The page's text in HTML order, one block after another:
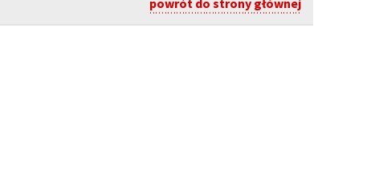
powrót do strony głównej